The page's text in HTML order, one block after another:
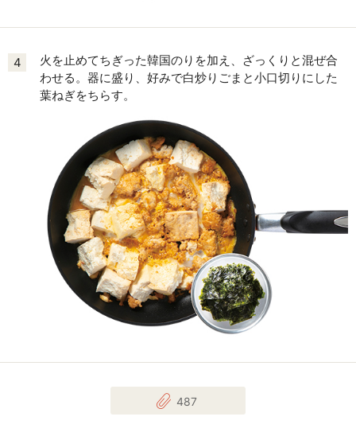
4
火を止めてちぎった韓国のりを加え、ざっくりと混ぜ合
わせる。器に盛り、好みで白炒りごまと小口切りにした
葉ねぎをちらす。
487